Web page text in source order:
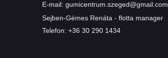
E-mail: gumicentrum.szeged@gmail.com
Sejben-Gémes Renáta - flotta manager
Telefon: +36 30 290 1434